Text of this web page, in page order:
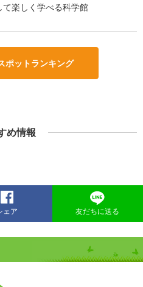
て楽しく学べる科学館
ポットランキング
め情報
ェア 友だちに送る